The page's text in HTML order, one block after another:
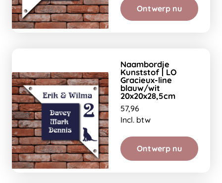
Ontwerp nu
Naambordje
Kunststof | LO
Gracieux-line
blauw/wit
20x20x28,5cm
57,96
Incl. btw
Ontwerp nu